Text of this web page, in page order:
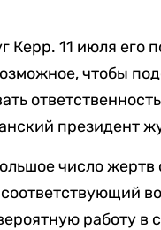
Керр. 11 июля
чтобы
президент
число
работу в